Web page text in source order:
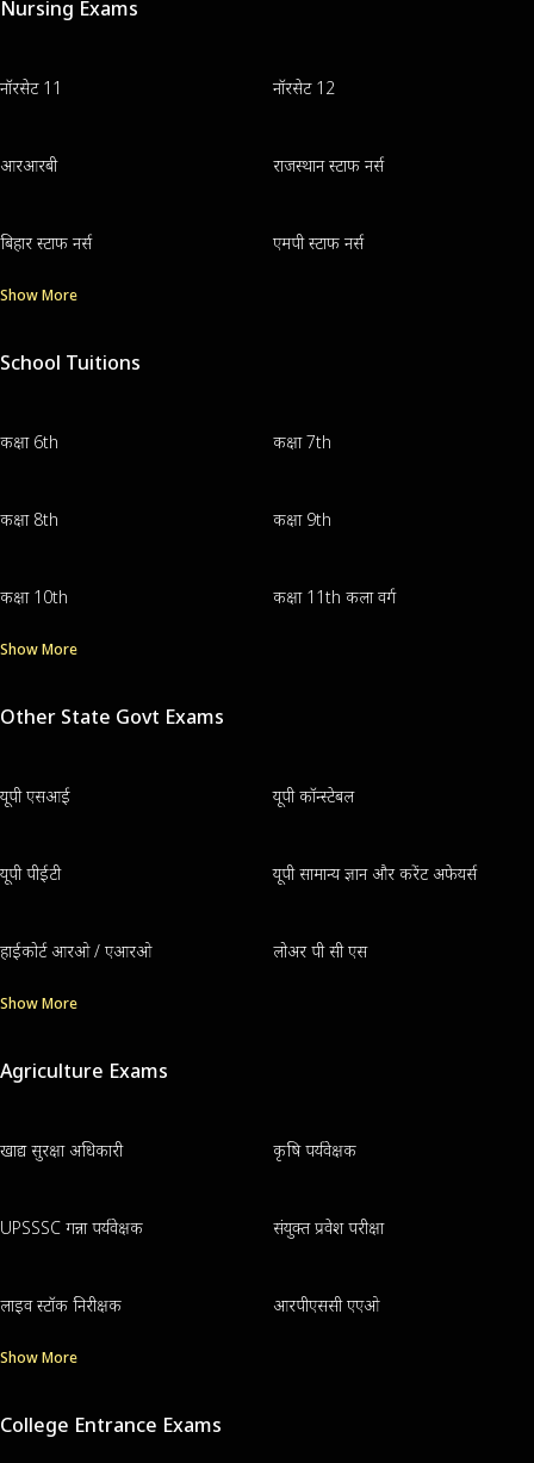
Nursing Exams
नॉरसेट 11 नॉरसेट 12
आरआरबी राजस्थान स्टाफ नर्स
बिहार स्टाफ नर्स एमपी स्टाफ नर्स
Show More
School Tuitions
कक्षा 6th कक्षा 7th
कक्षा 8th कक्षा 9th
कक्षा 10th कक्षा 11th कला वर्ग
Show More
Other State Govt Exams
यूपी एसआई यूपी कॉन्स्टेबल
यूपी पीईटी यूपी सामान्य ज्ञान और करेंट अफेयर्स
हाईकोर्ट आरओ / एआरओ लोअर पी सी एस
Show More
Agriculture Exams
खाद्य सुरक्षा अधिकारी कृषि पर्यवेक्षक
UPSSSC गन्ना पर्यवेक्षक संयुक्त प्रवेश परीक्षा
लाइव स्टॉक निरीक्षक आरपीएससी एएओ
Show More
College Entrance Exams